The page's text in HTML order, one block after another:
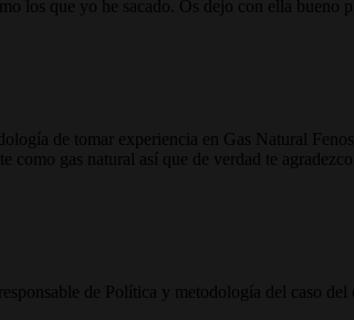
los que yo he sacado. Os dejo con ella bueno
de tomar experiencia en Gas Natural
gas natural así que de verdad te
de Política y metodología del caso del